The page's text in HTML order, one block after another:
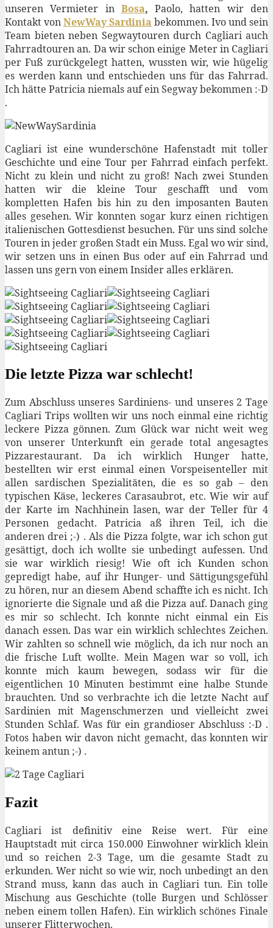
unseren Vermieter in Bosa, Paolo, hatten wir den
Kontakt vonNewWay Sardinia bekommen. Ivo und sein
Team bieten neben Segwaytouren durch Cagliari auch
Fahrradtouren an. Da wir schon einige Meter in Cagliari
per Fuß zurückgelegt hatten, wussten wir, wie hügelig
es werden kann und entschieden uns für das Fahrrad.
Ich hätte Patricia niemals auf ein Segway bekommen :-D
.
Cagliari ist eine wunderschöne Hafenstadt mit toller
Geschichte und eine Tour per Fahrrad einfach perfekt.
Nicht zu klein und nicht zu groß! Nach zwei Stunden
hatten wir die kleine Tour geschafft und vom
kompletten Hafen bis hin zu den imposanten Bauten
alles gesehen. Wir konnten sogar kurz einen richtigen
italienischen Gottesdienst besuchen. Für uns sind solche
Touren in jeder großen Stadt ein Muss. Egal wo wir sind,
wir setzen uns in einen Bus oder auf ein Fahrrad und
lassen uns gern von einem Insider alles erklären.
Die letzte Pizza war schlecht!
Zum Abschluss unseres Sardiniens- und unseres 2 Tage
Cagliari Trips wollten wir uns noch einmal eine richtig
leckere Pizza gönnen. Zum Glück war nicht weit weg
von unserer Unterkunft ein gerade total angesagtes
Pizzarestaurant. Da ich wirklich Hunger hatte,
bestellten wir erst einmal einen Vorspeisenteller mit
allen sardischen Spezialitäten, die es so gab – den
typischen Käse, leckeres Carasaubrot, etc. Wie wir auf
der Karte im Nachhinein lasen, war der Teller für 4
Personen gedacht. Patricia aß ihren Teil, ich die
anderen drei ;-) . Als die Pizza folgte, war ich schon gut
gesättigt, doch ich wollte sie unbedingt aufessen. Und
sie war wirklich riesig! Wie oft ich Kunden schon
gepredigt habe, auf ihr Hunger- und Sättigungsgefühl
zu hören, nur an diesem Abend schaffte ich es nicht. Ich
ignorierte die Signale und aß die Pizza auf. Danach ging
es mir so schlecht. Ich konnte nicht einmal ein Eis
danach essen. Das war ein wirklich schlechtes Zeichen.
Wir zahlten so schnell wie möglich, da ich nur noch an
die frische Luft wollte. Mein Magen war so voll, ich
konnte mich kaum bewegen, sodass wir für die
eigentlichen 10 Minuten bestimmt eine halbe Stunde
brauchten. Und so verbrachte ich die letzte Nacht auf
Sardinien mit Magenschmerzen und vielleicht zwei
Stunden Schlaf. Was für ein grandioser Abschluss :-D .
Fotos haben wir davon nicht gemacht, das konnten wir
keinem antun ;-) .
Fazit
Cagliari ist definitiv eine Reise wert. Für eine
Hauptstadt mit circa 150.000 Einwohner wirklich klein
und so reichen 2-3 Tage, um die gesamte Stadt zu
erkunden. Wer nicht so wie wir, noch unbedingt an den
Strand muss, kann das auch in Cagliari tun. Ein tolle
Mischung aus Geschichte (tolle Burgen und Schlösser
neben einem tollen Hafen). Ein wirklich schönes Finale
unserer Flitterwochen.